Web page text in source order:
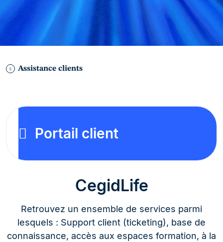
Assistance clients
Portail client
CegidLife
Retrouvez un ensemble de services parmi
lesquels : Support client (ticketing), base de
connaissance, accès aux espaces formation, à la